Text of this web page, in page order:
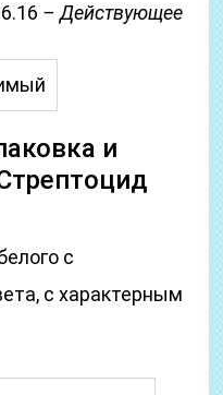
– Действующее
и
с
с характерным